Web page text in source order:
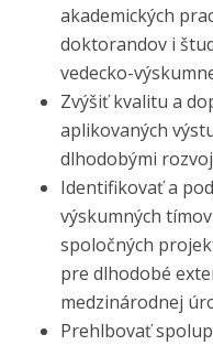
akademických
doktorandov i
vedecko-
Zvýšiť kvalitu a
aplikovaných
dlhodobými
Identifikovať a
výskumných
spoločných
pre dlhodobé
medzinárodnej
Prehlbovať